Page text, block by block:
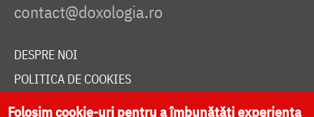
DESPRE NOI
POLITICA DE COOKIES
DONEAZĂ ONLINE PENTRU CATEDRALA NAȚIONALĂ
Folosim cookie-uri pentru a îmbunătăți experiența